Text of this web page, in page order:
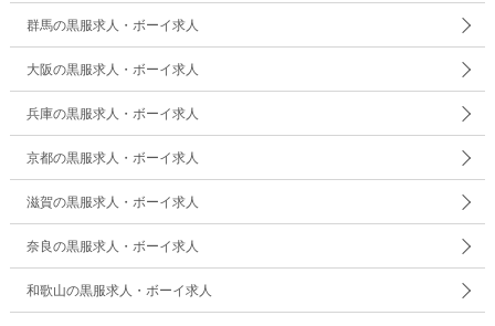
群馬の黒服求人・ボーイ求人
大阪の黒服求人・ボーイ求人
兵庫の黒服求人・ボーイ求人
京都の黒服求人・ボーイ求人
滋賀の黒服求人・ボーイ求人
奈良の黒服求人・ボーイ求人
和歌山の黒服求人・ボーイ求人